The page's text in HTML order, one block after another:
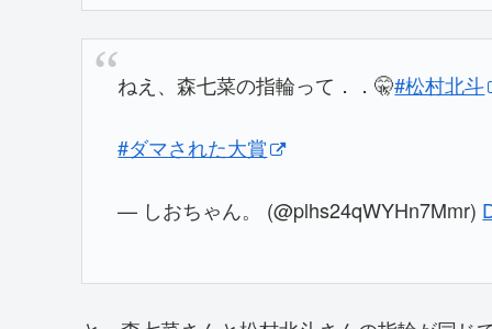
ねえ、森七菜の指輪って．．🤫#松村北斗
#ダマされた大賞
— しおちゃん。 (@plhs24qWYHn7Mmr)